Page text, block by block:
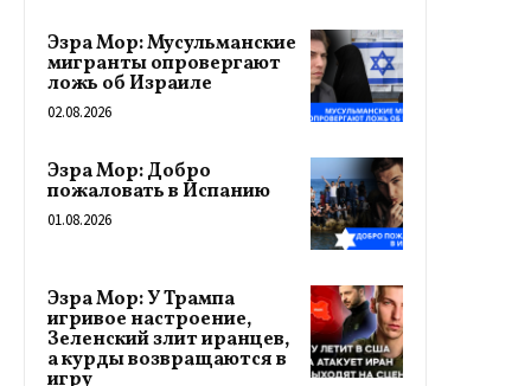
Эзра Мор: Мусульманские
мигранты опровергают
ложь об Израиле
02.08.2026
Эзра Мор: Добро
пожаловать в Испанию
01.08.2026
Эзра Мор: У Трампа
игривое настроение,
Зеленский злит иранцев,
а курды возвращаются в
игру